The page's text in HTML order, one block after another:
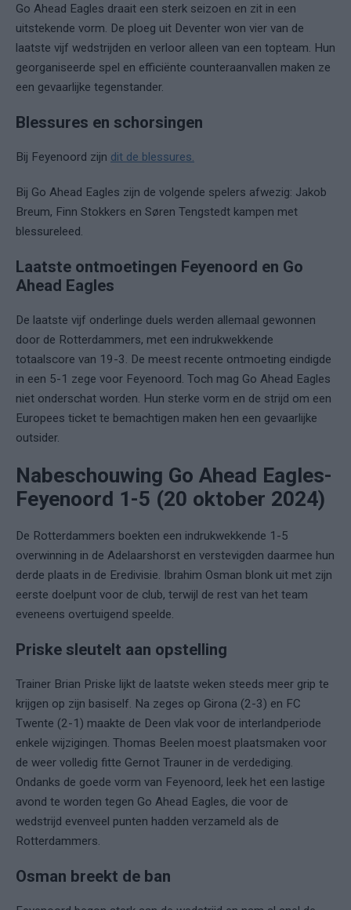
Go Ahead Eagles draait een sterk seizoen en zit in een
uitstekende vorm. De ploeg uit Deventer won vier van de
laatste vijf wedstrijden en verloor alleen van een topteam. Hun
georganiseerde spel en efficiënte counteraanvallen maken ze
een gevaarlijke tegenstander.
Blessures en schorsingen
Bij Feyenoord zijn dit de blessures.
Bij Go Ahead Eagles zijn de volgende spelers afwezig: Jakob
Breum, Finn Stokkers en Søren Tengstedt kampen met
blessureleed.
Laatste ontmoetingen Feyenoord en Go
Ahead Eagles
De laatste vijf onderlinge duels werden allemaal gewonnen
door de Rotterdammers, met een indrukwekkende
totaalscore van 19-3. De meest recente ontmoeting eindigde
in een 5-1 zege voor Feyenoord. Toch mag Go Ahead Eagles
niet onderschat worden. Hun sterke vorm en de strijd om een
Europees ticket te bemachtigen maken hen een gevaarlijke
outsider.
Nabeschouwing Go Ahead Eagles-
Feyenoord 1-5 (20 oktober 2024)
De Rotterdammers boekten een indrukwekkende 1-5
overwinning in de Adelaarshorst en verstevigden daarmee hun
derde plaats in de Eredivisie. Ibrahim Osman blonk uit met zijn
eerste doelpunt voor de club, terwijl de rest van het team
eveneens overtuigend speelde.
Priske sleutelt aan opstelling
Trainer Brian Priske lijkt de laatste weken steeds meer grip te
krijgen op zijn basiself. Na zeges op Girona (2-3) en FC
Twente (2-1) maakte de Deen vlak voor de interlandperiode
enkele wijzigingen. Thomas Beelen moest plaatsmaken voor
de weer volledig fitte Gernot Trauner in de verdediging.
Ondanks de goede vorm van Feyenoord, leek het een lastige
avond te worden tegen Go Ahead Eagles, die voor de
wedstrijd evenveel punten hadden verzameld als de
Rotterdammers.
Osman breekt de ban